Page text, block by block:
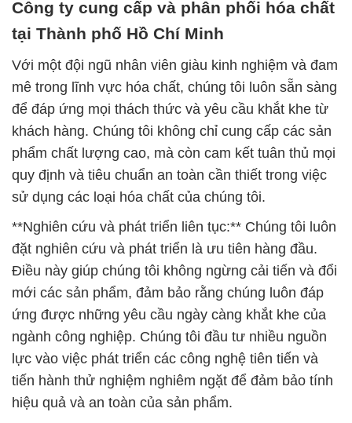
Công ty cung cấp và phân phối hóa chất
tại Thành phố Hồ Chí Minh
Với một đội ngũ nhân viên giàu kinh nghiệm và đam
mê trong lĩnh vực hóa chất, chúng tôi luôn sẵn sàng
để đáp ứng mọi thách thức và yêu cầu khắt khe từ
khách hàng. Chúng tôi không chỉ cung cấp các sản
phẩm chất lượng cao, mà còn cam kết tuân thủ mọi
quy định và tiêu chuẩn an toàn cần thiết trong việc
sử dụng các loại hóa chất của chúng tôi.
**Nghiên cứu và phát triển liên tục:** Chúng tôi luôn
đặt nghiên cứu và phát triển là ưu tiên hàng đầu.
Điều này giúp chúng tôi không ngừng cải tiến và đổi
mới các sản phẩm, đảm bảo rằng chúng luôn đáp
ứng được những yêu cầu ngày càng khắt khe của
ngành công nghiệp. Chúng tôi đầu tư nhiều nguồn
lực vào việc phát triển các công nghệ tiên tiến và
tiến hành thử nghiệm nghiêm ngặt để đảm bảo tính
hiệu quả và an toàn của sản phẩm.